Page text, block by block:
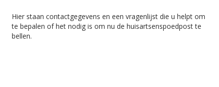
Hier staan contactgegevens en een vragenlijst die u helpt om
te bepalen of het nodig is om nu de huisartsenspoedpost te
bellen.